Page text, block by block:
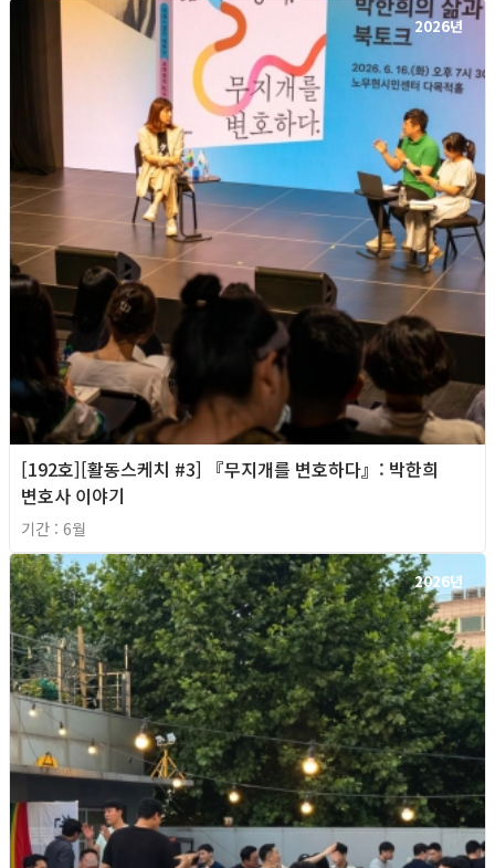
2026년
[192호][활동스케치 #3] 『무지개를 변호하다』: 박한희
변호사 이야기
기간 : 6월
2026년